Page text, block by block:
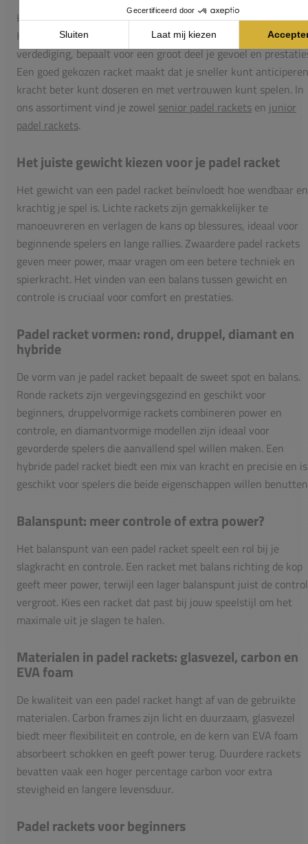
Het padel racket is jouw belangrijkste gereedschap op de baan.
Hoe het racket reageert bij slagen, bij smashen of tijdens
verdediging, bepaalt voor een groot deel je gevoel en
Een goed gekozen racket maakt dat je sneller kunt
kracht beter kunt doseren en met vertrouwen kunt spelen. In
ons assortiment vind je zowel senior padel rackets en junior
padel rackets.
Het juiste gewicht kiezen voor je padel racket
Het gewicht van een padel racket beïnvloedt hoe wendbaar en
krachtig je spel is. Lichte rackets zijn gemakkelijker te
manoeuvreren en verlagen de kans op blessures, ideaal voor
beginnende spelers en lange rallies. Zwaardere padel rackets
geven meer power, maar vragen om een betere techniek en
spierkracht. Het vinden van een balans tussen gewicht en
controle is cruciaal voor comfort en prestaties.
Padel racket vormen: rond, druppel, diamant en
hybride
De vorm van je padel racket bepaalt de sweet spot en balans.
Ronde rackets zijn vergevingsgezind en geschikt voor
beginners, druppelvormige rackets combineren power en
controle, en diamantvormige modellen zijn ideaal voor
gevorderde spelers die aanvallend spel willen maken. Een
hybride padel racket biedt een mix van kracht en precisie en is
geschikt voor spelers die beide eigenschappen willen
Balanspunt: meer controle of extra power?
Het balanspunt van een padel racket speelt een rol bij je
slagkracht en controle. Een racket met balans richting de kop
geeft meer power, terwijl een lager balanspunt juist de
vergroot. Kies een racket dat past bij jouw speelstijl om het
maximale uit je slagen te halen.
Materialen in padel rackets: glasvezel, carbon en
EVA foam
De kwaliteit van een padel racket hangt af van de gebruikte
materialen. Carbon frames zijn licht en duurzaam, glasvezel
biedt meer flexibiliteit en controle, en de kern van EVA foam
absorbeert schokken en geeft power terug. Duurdere rackets
bevatten vaak een hoger percentage carbon voor extra
stevigheid en langere levensduur.
Padel rackets voor beginners